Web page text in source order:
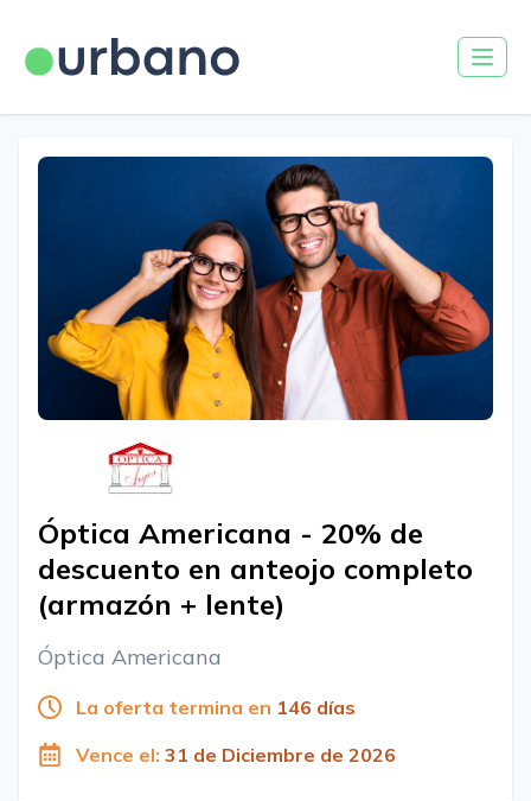
Óptica Americana - 20% de
descuento en anteojo completo
(armazón + lente)
Óptica Americana
La oferta termina en 146 días
Vence el: 31 de Diciembre de 2026